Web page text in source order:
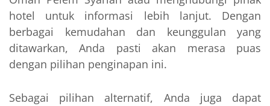
hotel untuk informasi lebih lanjut. Dengan
berbagai kemudahan dan keunggulan yang
ditawarkan, Anda pasti akan merasa puas
dengan pilihan penginapan ini.
Sebagai pilihan alternatif, Anda juga dapat